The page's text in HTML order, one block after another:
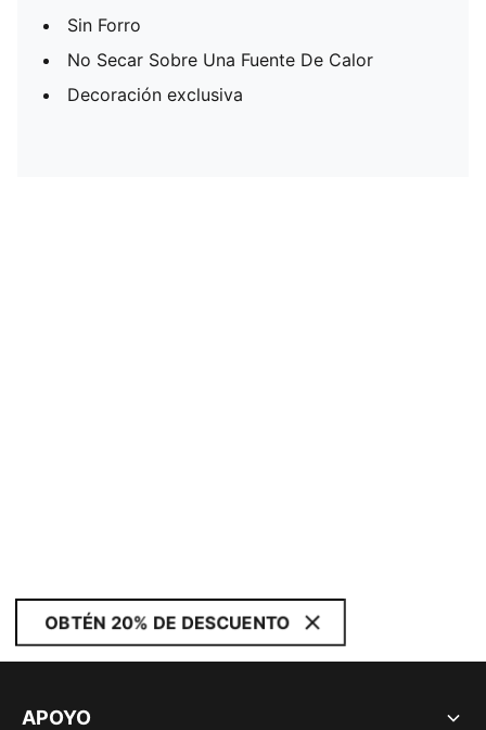
Sin Forro
No Secar Sobre Una Fuente De Calor
Decoración exclusiva
OBTÉN 20% DE DESCUENTO
APOYO